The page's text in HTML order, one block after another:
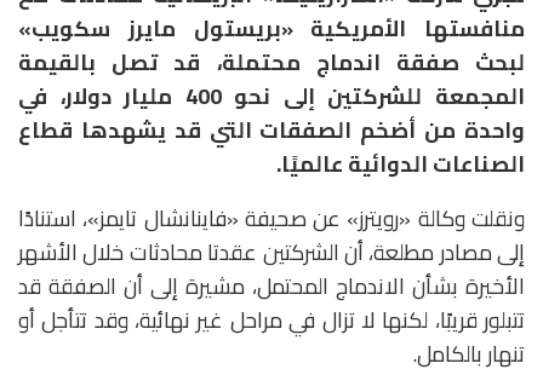
منافستها الأمريكية «بريستول مايرز سكويب»
لبحث صفقة اندماج محتملة، قد تصل بالقيمة
المجمعة للشركتين إلى نحو 400 مليار دولار، في
واحدة من أضخم الصفقات التي قد يشهدها قطاع
الصناعات الدوائية عالميًا.
ونقلت وكالة «رويترز» عن صحيفة «فاينانشال تايمز»، استنادًا
إلى مصادر مطلعة، أن الشركتين عقدتا محادثات خلال الأشهر
الأخيرة بشأن الاندماج المحتمل، مشيرة إلى أن الصفقة قد
تتبلور قريبًا، لكنها لا تزال في مراحل غير نهائية، وقد تتأجل أو
تنهار بالكامل.